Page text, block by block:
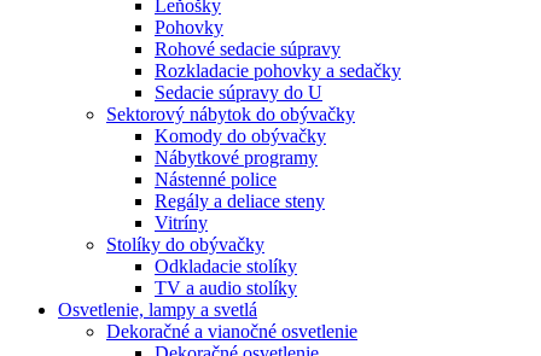
Leňošky
Pohovky
Rohové sedacie súpravy
Rozkladacie pohovky a sedačky
Sedacie súpravy do U
Sektorový nábytok do obývačky
Komody do obývačky
Nábytkové programy
Nástenné police
Regály a deliace steny
Vitríny
Stolíky do obývačky
Odkladacie stolíky
TV a audio stolíky
Osvetlenie, lampy a svetlá
Dekoračné a vianočné osvetlenie